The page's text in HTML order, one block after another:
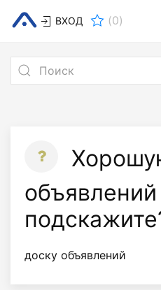
ВХОД (0)
доску объявлений